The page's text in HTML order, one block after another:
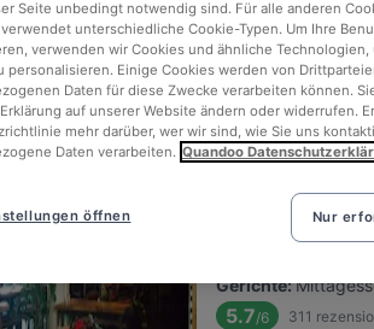
out our list of the best restaurants and bars
a tasty slice of Berlin.
Creasian
Befindet sich in
Gerichte:
5.7/6 311
Seite unbedingt notwendig sind. Für alle anderen
unterschiedliche Cookie-Typen. Um Ihre
verwenden wir Cookies und ähnliche
personalisieren. Einige Cookies werden von
Daten für diese Zwecke verarbeiten können.
auf unserer Website ändern oder widerrufen.
mehr darüber, wer wir sind, wie Sie uns
Daten verarbeiten. Quandoo
Nur
öffnen